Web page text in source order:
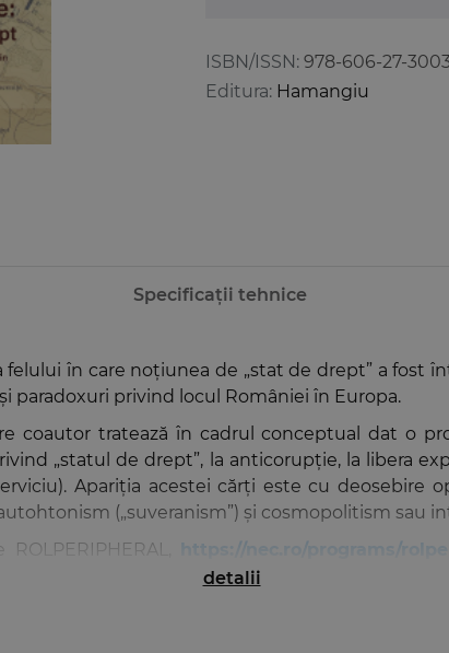
ISBN/ISSN: 978-606-27-
Editura: Hamangiu
Specificații tehnice
felului în care noțiunea de „stat de drept” a fost
privind locul României în Europa.
coautor tratează în cadrul conceptual dat o
„statul de drept”, la anticorupție, la libera
Apariția acestei cărți este cu deosebire
(„suveranism”) și cosmopolitism sau
https://nec.ro/programs/
echipa de cercetare a căruia cei cinci coautori
detalii